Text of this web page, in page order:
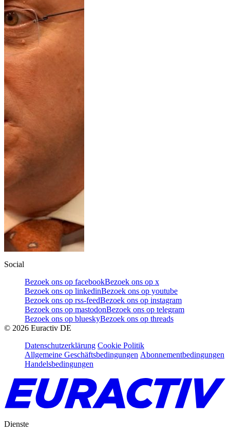
Social
Bezoek ons op facebookBezoek ons op x
Bezoek ons op linkedinBezoek ons op youtube
Bezoek ons op rss-feedBezoek ons op instagram
Bezoek ons op mastodonBezoek ons op telegram
Bezoek ons op blueskyBezoek ons op threads
© 2026 Euractiv DE
Datenschutzerklärung Cookie Politik
Allgemeine Geschäftsbedingungen Abonnementbedingungen
Handelsbedingungen
Dienste